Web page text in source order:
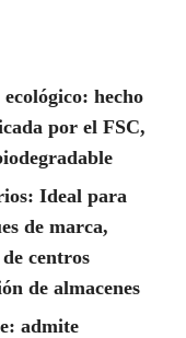
hecho
por el FSC,
Ideal para
de marca,
centros
de almacenes
admite